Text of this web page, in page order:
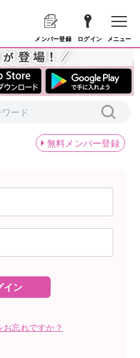
メンバー登録 ログイン メニュー
無料メンバー登録
イン
お忘れですか？